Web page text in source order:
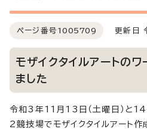
ページ番号 1005709 更新日
モザイクタイルアートのワ
ました
令和3年11月13日（土曜日）と14
2競技場でモザイクタイルアート作